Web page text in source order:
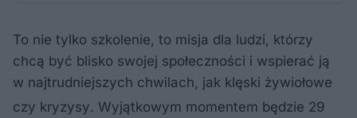
To nie tylko szkolenie, to misja dla ludzi, którzy
chcą być blisko swojej społeczności i wspierać ją
w najtrudniejszych chwilach, jak klęski żywiołowe
czy kryzysy. Wyjątkowym momentem będzie 29